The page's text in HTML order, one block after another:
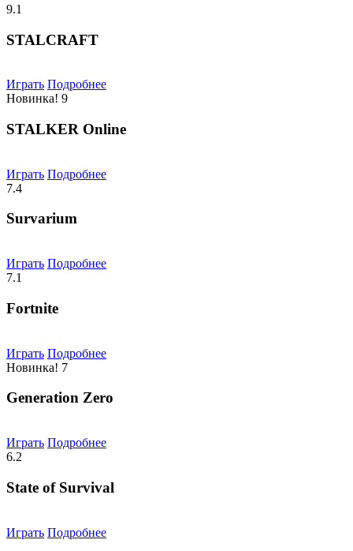
9.1
STALCRAFT
Играть Подробнее
Новинка! 9
STALKER Online
Играть Подробнее
7.4
Survarium
Играть Подробнее
7.1
Fortnite
Играть Подробнее
Новинка! 7
Generation Zero
Играть Подробнее
6.2
State of Survival
Играть Подробнее